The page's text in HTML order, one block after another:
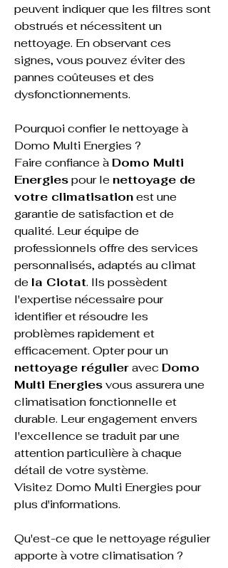
peuvent indiquer que les filtres sont
obstrués et nécessitent un
nettoyage. En observant ces
signes, vous pouvez éviter des
pannes coûteuses et des
dysfonctionnements.
Pourquoi confier le nettoyage à
Domo Multi Energies ?
Faire confiance à Domo Multi
Energies pour le nettoyage de
votre climatisation est une
garantie de satisfaction et de
qualité. Leur équipe de
professionnels offre des services
personnalisés, adaptés au climat
de la Ciotat. Ils possèdent
l'expertise nécessaire pour
identifier et résoudre les
problèmes rapidement et
efficacement. Opter pour un
nettoyage régulier avec Domo
Multi Energies vous assurera une
climatisation fonctionnelle et
durable. Leur engagement envers
l'excellence se traduit par une
attention particulière à chaque
détail de votre système.
Visitez Domo Multi Energies pour
plus d'informations.
Qu'est-ce que le nettoyage régulier
apporte à votre climatisation ?